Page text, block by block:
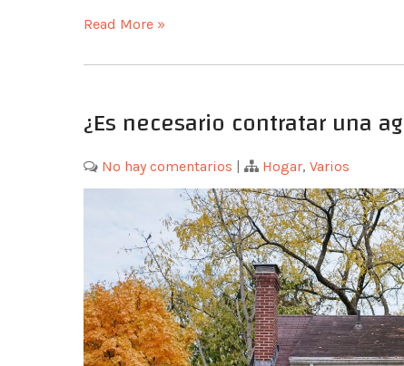
Read More »
¿Es necesario contratar una
No hay comentarios | Hogar, Varios